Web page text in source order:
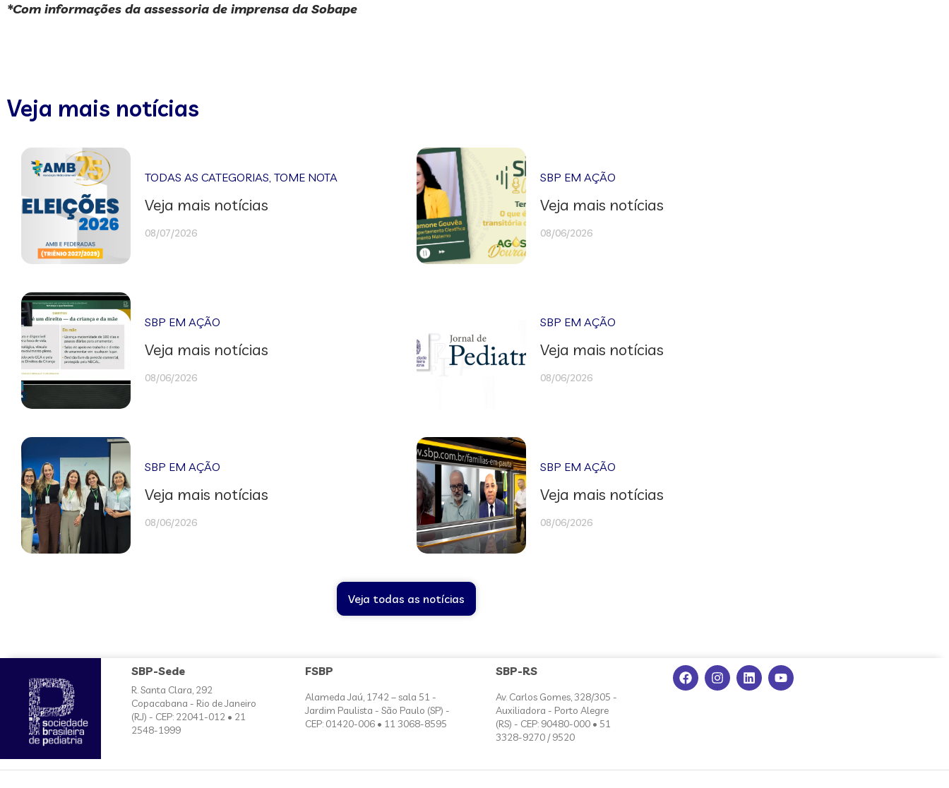
*Com informações da assessoria de imprensa da Sobape
Veja mais notícias
TODAS AS CATEGORIAS,TOME NOTA
Veja mais notícias
08/07/2026
SBP EM AÇÃO
Veja mais notícias
08/06/2026
SBP EM AÇÃO
Veja mais notícias
08/06/2026
SBP EM AÇÃO
Veja mais notícias
08/06/2026
SBP EM AÇÃO
Veja mais notícias
08/06/2026
SBP EM AÇÃO
Veja mais notícias
08/06/2026
Veja todas as notícias
SBP-Sede
R. Santa Clara, 292
Copacabana - Rio de Janeiro
(RJ) - CEP: 22041-012 • 21
2548-1999
FSBP
Alameda Jaú, 1742 – sala 51 -
Jardim Paulista - São Paulo (SP) -
CEP: 01420-006 • 11 3068-8595
SBP-RS
Av. Carlos Gomes, 328/305 -
Auxiliadora - Porto Alegre
(RS) - CEP: 90480-000 • 51
3328-9270 / 9520